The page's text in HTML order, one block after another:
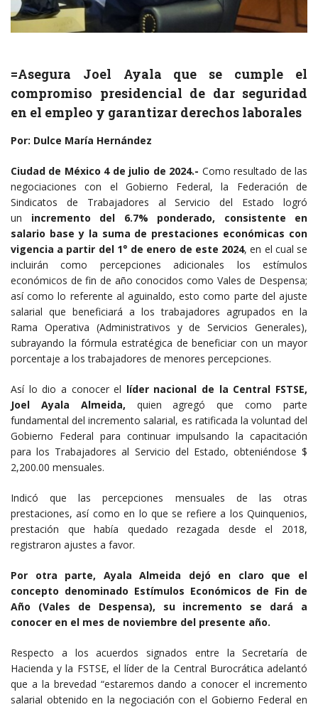
=Asegura Joel Ayala que se cumple el
compromiso presidencial de dar seguridad
en el empleo y garantizar derechos laborales
Por: Dulce María Hernández
Ciudad de México 4 de julio de 2024.- Como resultado de las
negociaciones con el Gobierno Federal, la Federación de
Sindicatos de Trabajadores al Servicio del Estado logró
un incremento del 6.7% ponderado, consistente en
salario base y la suma de prestaciones económicas con
vigencia a partir del 1° de enero de este 2024, en el cual se
incluirán como percepciones adicionales los estímulos
económicos de fin de año conocidos como Vales de Despensa;
así como lo referente al aguinaldo, esto como parte del ajuste
salarial que beneficiará a los trabajadores agrupados en la
Rama Operativa (Administrativos y de Servicios Generales),
subrayando la fórmula estratégica de beneficiar con un mayor
porcentaje a los trabajadores de menores percepciones.
Así lo dio a conocer el líder nacional de la Central FSTSE,
Joel Ayala Almeida, quien agregó que como parte
fundamental del incremento salarial, es ratificada la voluntad del
Gobierno Federal para continuar impulsando la capacitación
para los Trabajadores al Servicio del Estado, obteniéndose $
2,200.00 mensuales.
Indicó que las percepciones mensuales de las otras
prestaciones, así como en lo que se refiere a los Quinquenios,
prestación que había quedado rezagada desde el 2018,
registraron ajustes a favor.
Por otra parte, Ayala Almeida dejó en claro que el
concepto denominado Estímulos Económicos de Fin de
Año (Vales de Despensa), su incremento se dará a
conocer en el mes de noviembre del presente año.
Respecto a los acuerdos signados entre la Secretaría de
Hacienda y la FSTSE, el líder de la Central Burocrática adelantó
que a la brevedad “estaremos dando a conocer el incremento
salarial obtenido en la negociación con el Gobierno Federal en